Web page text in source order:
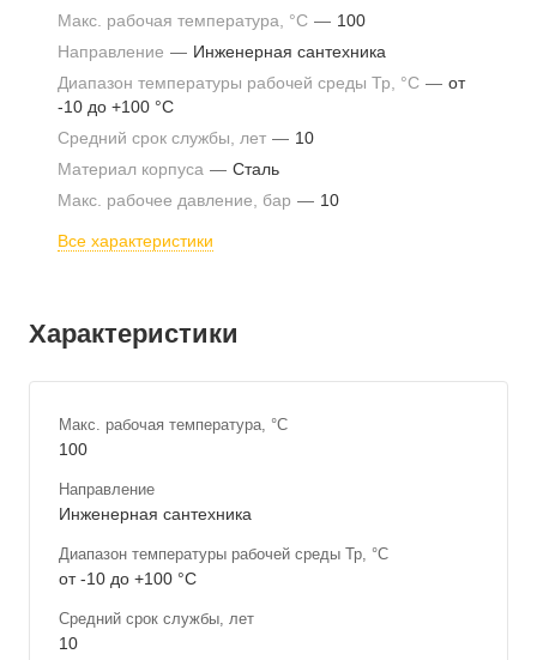
Макс. рабочая температура, °С — 100
Направление — Инженерная сантехника
Диапазон температуры рабочей среды Тр, °С — от
-10 до +100 °С
Средний срок службы, лет — 10
Материал корпуса — Сталь
Макс. рабочее давление, бар — 10
Все характеристики
Характеристики
Макс. рабочая температура, °С
100
Направление
Инженерная сантехника
Диапазон температуры рабочей среды Тр, °С
от -10 до +100 °С
Средний срок службы, лет
10